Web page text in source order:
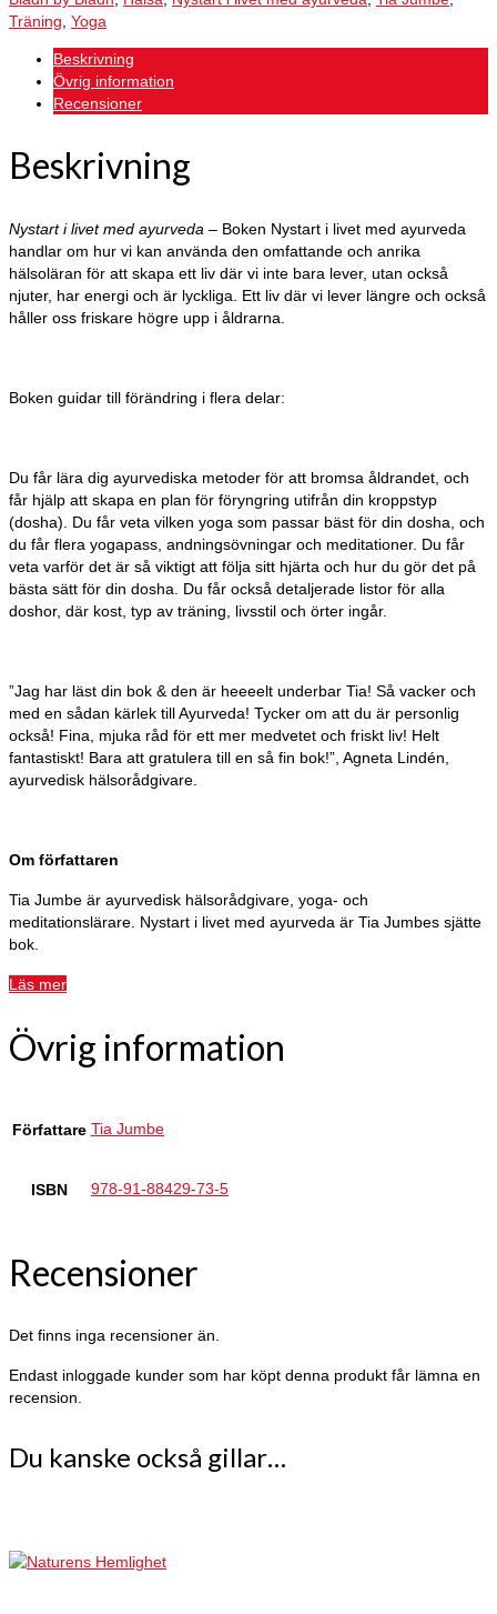
Träning Yoga
Beskrivning
Övrig information
Recensioner
Beskrivning
Nystart i livet med ayurveda – Boken Nystart i livet med ayurveda
handlar om hur vi kan använda den omfattande och anrika
hälsoläran för att skapa ett liv där vi inte bara lever, utan också
njuter, har energi och är lyckliga. Ett liv där vi lever längre och också
håller oss friskare högre upp i åldrarna.
Boken guidar till förändring i flera delar:
Du får lära dig ayurvediska metoder för att bromsa åldrandet, och
får hjälp att skapa en plan för föryngring utifrån din kroppstyp
(dosha). Du får veta vilken yoga som passar bäst för din dosha, och
du får flera yogapass, andningsövningar och meditationer. Du får
veta varför det är så viktigt att följa sitt hjärta och hur du gör det på
bästa sätt för din dosha. Du får också detaljerade listor för alla
doshor, där kost, typ av träning, livsstil och örter ingår.
”Jag har läst din bok & den är heeeelt underbar Tia! Så vacker och
med en sådan kärlek till Ayurveda! Tycker om att du är personlig
också! Fina, mjuka råd för ett mer medvetet och friskt liv! Helt
fantastiskt! Bara att gratulera till en så fin bok!”, Agneta Lindén,
ayurvedisk hälsorådgivare.
Om författaren
Tia Jumbe är ayurvedisk hälsorådgivare, yoga- och
meditationslärare. Nystart i livet med ayurveda är Tia Jumbes sjätte
bok.
Läs mer
Övrig information
Författare Tia Jumbe
ISBN 978-91-88429-73-5
Recensioner
Det finns inga recensioner än.
Endast inloggade kunder som har köpt denna produkt får lämna en
recension.